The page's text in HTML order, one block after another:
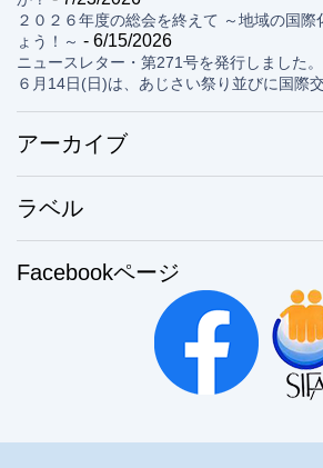
２０２６年度の総会を終えて ～地域の国際
ょう！～ - 6/15/2026
ニュースレター・第271号を発行しました。
６月14日(日)は、あじさい祭り並びに国際
アーカイブ
ラベル
Facebookページ